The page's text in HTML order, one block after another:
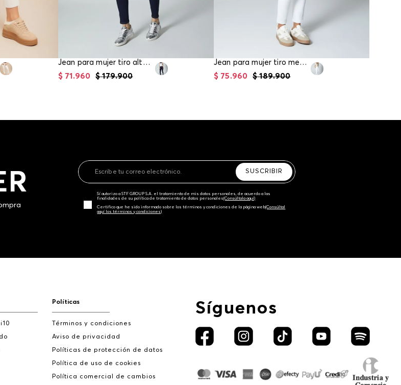
Jean para mujer tiro alto ultra pretina
$ 179.900
$ 71 .960
Jean para mujer tiro medio skinny con he
$ 189.900
$ 75.960
SUSCRIBIR
Sí autorizo a STF GROUP S.A. el tratamiento de mis datos personales, de acuerdo a las
finalidades de su política de tratamiento de datos personales‎(Consúltala aquí)
Certifico que he sido informado sobre los términos y condiciones de la página web‎(Consúltal
aquí los términos y condiciones)
Síguenos
Políticas
Términos y condiciones
Aviso de privacidad
Políticas de protección de datos
Política de uso de cookies
Política comercial de cambios